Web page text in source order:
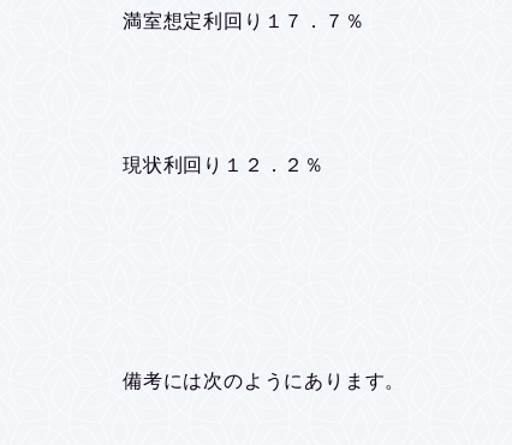
満室想定利回り１７．７％
現状利回り１２．２％
備考には次のようにあります。